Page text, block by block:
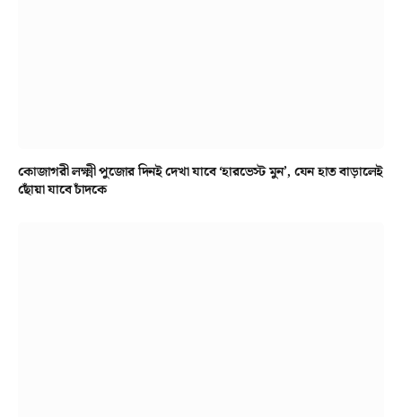
কোজাগরী লক্ষ্মী পুজোর দিনই দেখা যাবে ‘হারভেস্ট মুন’, যেন হাত বাড়ালেই
ছোঁয়া যাবে চাঁদকে